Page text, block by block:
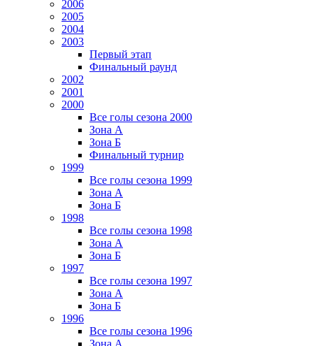
2006
2005
2004
2003
Первый этап
Финальный раунд
2002
2001
2000
Все голы сезона 2000
Зона А
Зона Б
Финальный турнир
1999
Все голы сезона 1999
Зона А
Зона Б
1998
Все голы сезона 1998
Зона А
Зона Б
1997
Все голы сезона 1997
Зона А
Зона Б
1996
Все голы сезона 1996
Зона А